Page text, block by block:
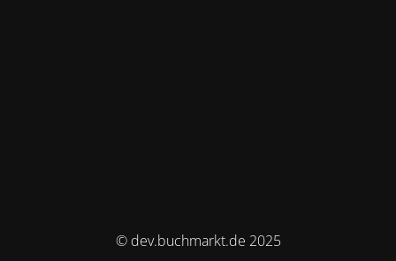
© dev.buchmarkt.de 2025